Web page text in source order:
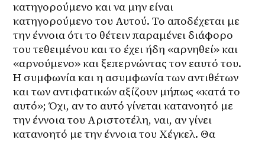
κατηγορούμενο και να μην είναι
κατηγορούμενο του Αυτού. Το αποδέχεται με
την έννοια ότι το θέτειν παραμένει διάφορο
του τεθειμένου και το έχει ήδη «αρνηθεί» και
«αρνούμενο» και ξεπερνώντας τον εαυτό του.
Η συμφωνία και η ασυμφωνία των αντιθέτων
και των αντιφατικών αξίζουν μήπως «κατά το
αυτό»; Όχι, αν το αυτό γίνεται κατανοητό με
την έννοια του Αριστοτέλη, ναι, αν γίνει
κατανοητό με την έννοια του Χέγκελ. Θα